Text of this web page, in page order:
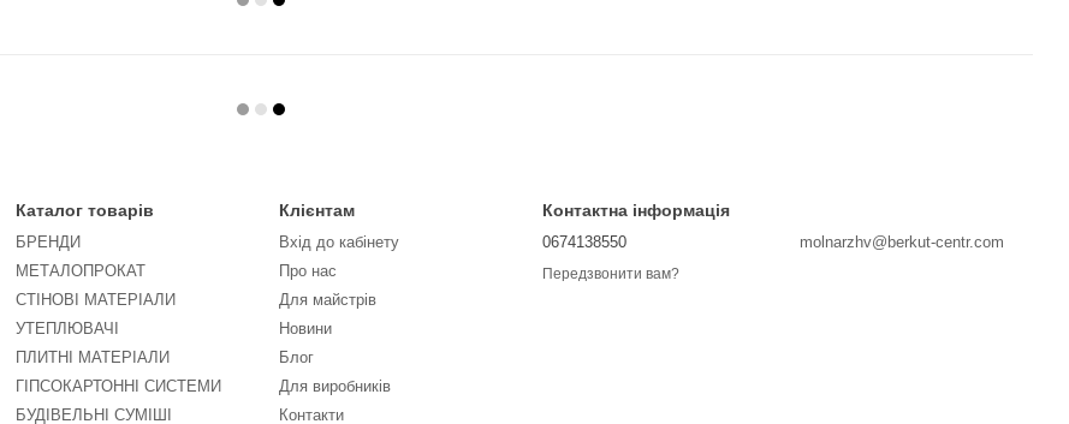
Каталог товарів
БРЕНДИ
МЕТАЛОПРОКАТ
СТІНОВІ МАТЕРІАЛИ
УТЕПЛЮВАЧІ
ПЛИТНІ МАТЕРІАЛИ
ГІПСОКАРТОННІ СИСТЕМИ
БУДІВЕЛЬНІ СУМІШІ
Клієнтам
Вхід до кабінету
Про нас
Для майстрів
Новини
Блог
Для виробників
Контакти
Контактна інформація
0674138550
Передзвонити вам?
molnarzhv@berkut-centr.com